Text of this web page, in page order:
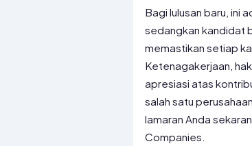
Bagi lulusan baru, ini
sedangkan kandidat
memastikan setiap
Ketenagakerjaan,
apresiasi atas
salah satu
lamaran Anda
Companies.